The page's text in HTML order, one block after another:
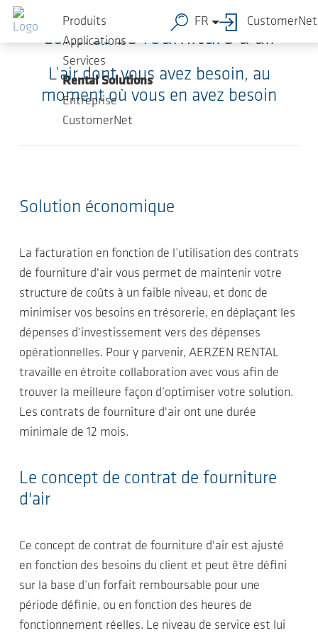
Sauter au contenu principal
Produits
Applications
Services
Rental Solutions
Entreprise
CustomerNet
FR CustomerNet
Contrat de fourniture d'air
L’air dont vous avez besoin, au
moment où vous en avez besoin
Solution économique
La facturation en fonction de l’utilisation des contrats
de fourniture d'air vous permet de maintenir votre
structure de coûts à un faible niveau, et donc de
minimiser vos besoins en trésorerie, en déplaçant les
dépenses d’investissement vers des dépenses
opérationnelles. Pour y parvenir, AERZEN RENTAL
travaille en étroite collaboration avec vous afin de
trouver la meilleure façon d’optimiser votre solution.
Les contrats de fourniture d'air ont une durée
minimale de 12 mois.
Le concept de contrat de fourniture
d'air
Ce concept de contrat de fourniture d'air est ajusté
en fonction des besoins du client et peut être défini
sur la base d’un forfait remboursable pour une
période définie, ou en fonction des heures de
fonctionnement réelles. Le niveau de service est lui